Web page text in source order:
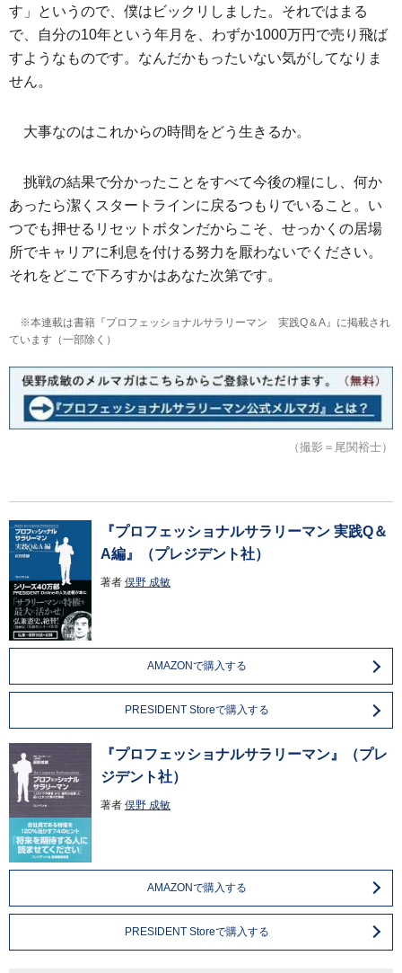
す」というので、僕はビックリしました。それではまる
で、自分の10年という年月を、わずか1000万円で売り飛ば
すようなものです。なんだかもったいない気がしてなりま
せん。
大事なのはこれからの時間をどう生きるか。
挑戦の結果で分かったことをすべて今後の糧にし、何か
あったら潔くスタートラインに戻るつもりでいること。い
つでも押せるリセットボタンだからこそ、せっかくの居場
所でキャリアに利息を付ける努力を厭わないでください。
それをどこで下ろすかはあなた次第です。
※本連載は書籍『プロフェッショナルサラリーマン 実践Q＆A』に掲載され
ています（一部除く）
（撮影＝尾関裕士）
『プロフェッショナルサラリーマン 実践Q＆
A編』（プレジデント社）
著者 俣野 成敏
AMAZONで購入する
PRESIDENT Storeで購入する
『プロフェッショナルサラリーマン』（プレ
ジデント社）
著者 俣野 成敏
AMAZONで購入する
PRESIDENT Storeで購入する